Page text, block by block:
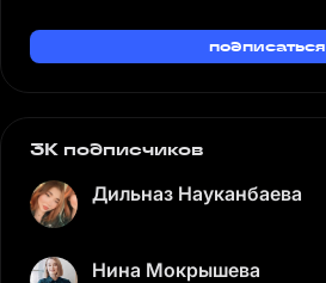
подписаться
3K подписчиков
Дильназ Науканбаева
Нина Мокрышева